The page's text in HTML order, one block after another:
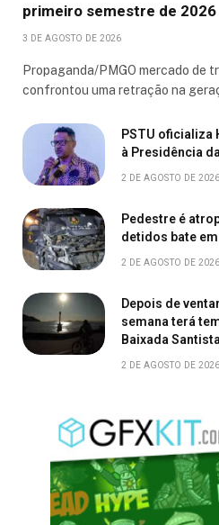
primeiro semestre de 2026
3 DE AGOSTO DE 2026
Propaganda/PMGO mercado de
confrontou uma retração na
PSTU oficializa
à Presidência
2 DE AGOSTO DE 2026
Pedestre é
detidos bate
2 DE AGOSTO DE 2026
Depois de
semana terá
Baixada Santista
2 DE AGOSTO DE 2026